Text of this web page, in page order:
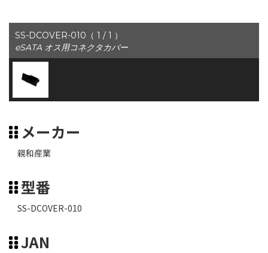
SS-DCOVER-010（ 1 / 1 ）
eSATA オス用コネクタカバー
メーカー
親和産業
型番
SS-DCOVER-010
JAN